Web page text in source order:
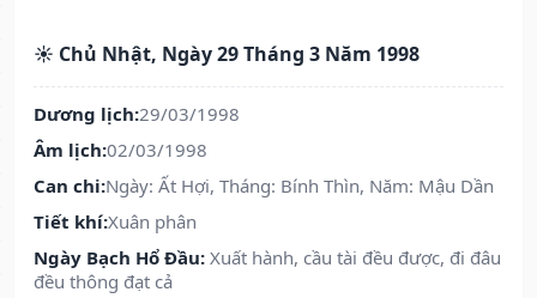
☀️ Chủ Nhật, Ngày 29 Tháng 3 Năm 1998
Dương lịch:29/03/1998
Âm lịch:02/03/1998
Can chi:Ngày: Ất Hợi, Tháng: Bính Thìn, Năm: Mậu Dần
Tiết khí:Xuân phân
Ngày Bạch Hổ Đầu: Xuất hành, cầu tài đều được, đi đâu
đều thông đạt cả